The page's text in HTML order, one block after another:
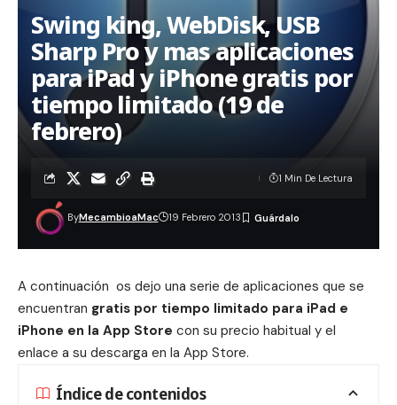
Swing king, WebDisk, USB
Sharp Pro y mas aplicaciones
para iPad y iPhone gratis por
tiempo limitado (19 de
febrero)
ByMecambioaMac 19 Febrero 2013
1 Min De Lectura
A continuación os dejo una serie de aplicaciones que se
encuentran gratis por tiempo limitado para iPad e
iPhone en la App Store con su precio habitual y el
enlace a su descarga en la App Store.
Índice de contenidos